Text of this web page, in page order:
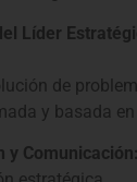
Líder
de
y basada en
y Comunicación: